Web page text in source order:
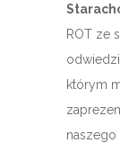
ROT ze
którym